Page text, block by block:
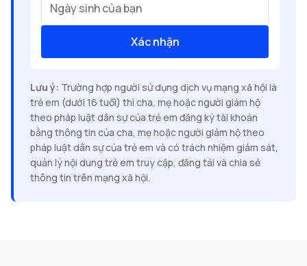
Ngày sinh của bạn
Xác nhận
Lưu ý: Trường hợp người sử dụng dịch vụ mạng xã hội là
trẻ em (dưới 16 tuổi) thì cha, mẹ hoặc người giám hộ
theo pháp luật dân sự của trẻ em đăng ký tài khoản
bằng thông tin của cha, mẹ hoặc người giám hộ theo
pháp luật dân sự của trẻ em và có trách nhiệm giám sát,
quản lý nội dung trẻ em truy cập, đăng tải và chia sẻ
thông tin trên mạng xã hội.